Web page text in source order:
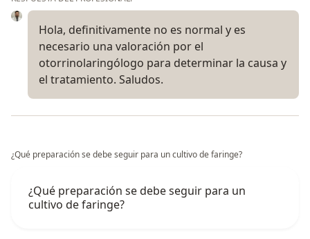
Hola, definitivamente no es normal y es
necesario una valoración por el
otorrinolaringólogo para determinar la causa y
el tratamiento. Saludos.
¿Qué preparación se debe seguir para un cultivo de faringe?
¿Qué preparación se debe seguir para un
cultivo de faringe?